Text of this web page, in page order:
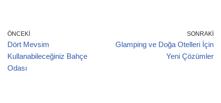
ÖNCEKI
Dört Mevsim
Kullanabileceğiniz Bahçe
Odası
SONRAKI
Glamping ve Doğa Otelleri İçin
Yeni Çözümler